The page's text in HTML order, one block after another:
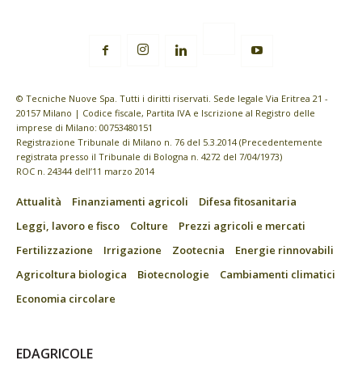
© Tecniche Nuove Spa. Tutti i diritti riservati. Sede legale Via Eritrea 21 -
20157 Milano | Codice fiscale, Partita IVA e Iscrizione al Registro delle
imprese di Milano: 00753480151
Registrazione Tribunale di Milano n. 76 del 5.3.2014 (Precedentemente
registrata presso il Tribunale di Bologna n. 4272 del 7/04/1973)
ROC n. 24344 dell’11 marzo 2014
Attualità Finanziamenti agricoli
Difesa fitosanitaria
Leggi, lavoro e fisco
Colture
Prezzi agricoli e mercati
Fertilizzazione
Irrigazione Zootecnia
Energie rinnovabili
Agricoltura biologica
Biotecnologie
Cambiamenti climatici
Economia circolare
EDAGRICOLE